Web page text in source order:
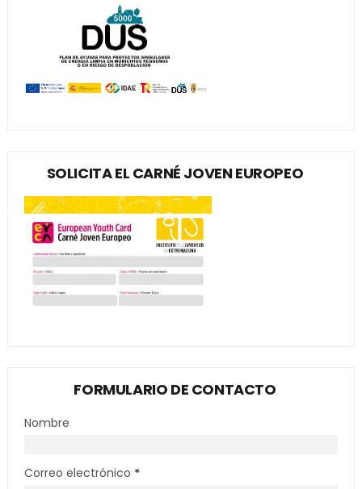
SOLICITA EL CARNÉ JOVEN EUROPEO
FORMULARIO DE CONTACTO
Nombre
Correo electrónico *